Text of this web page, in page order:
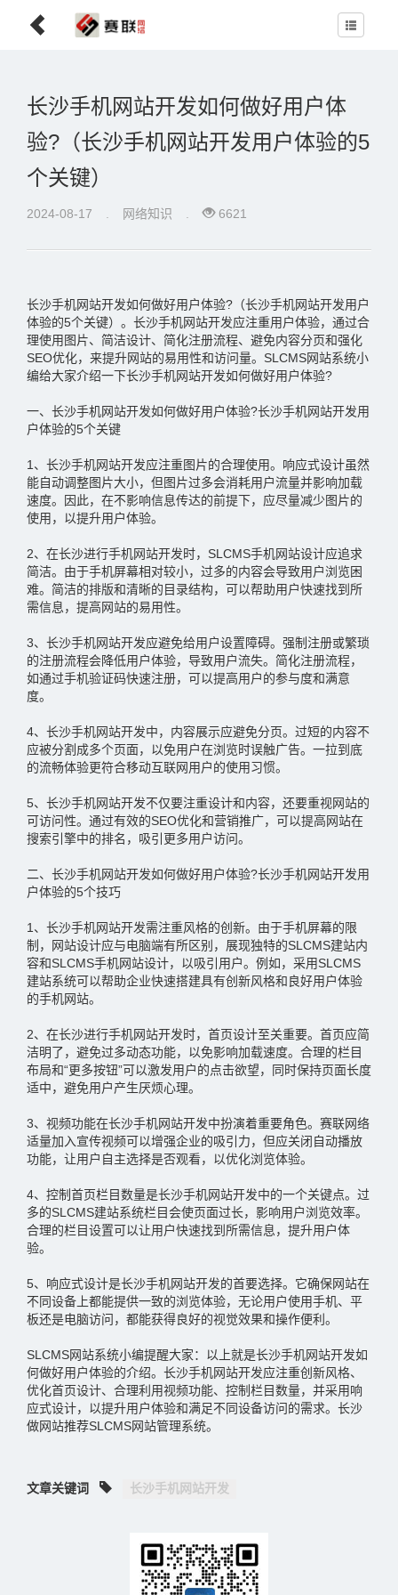
长沙手机网站开发如何做好用户体
验?（长沙手机网站开发用户体验的5
个关键）
2024-08-17 网络知识 6621
长沙手机网站开发如何做好用户体验?（长沙手机网站开发用户
体验的5个关键）。长沙手机网站开发应注重用户体验，通过合
理使用图片、简洁设计、简化注册流程、避免内容分页和强化
SEO优化，来提升网站的易用性和访问量。SLCMS网站系统小
编给大家介绍一下长沙手机网站开发如何做好用户体验?
一、长沙手机网站开发如何做好用户体验?长沙手机网站开发用
户体验的5个关键
1、长沙手机网站开发应注重图片的合理使用。响应式设计虽然
能自动调整图片大小，但图片过多会消耗用户流量并影响加载
速度。因此，在不影响信息传达的前提下，应尽量减少图片的
使用，以提升用户体验。
2、在长沙进行手机网站开发时，SLCMS手机网站设计应追求
简洁。由于手机屏幕相对较小，过多的内容会导致用户浏览困
难。简洁的排版和清晰的目录结构，可以帮助用户快速找到所
需信息，提高网站的易用性。
3、长沙手机网站开发应避免给用户设置障碍。强制注册或繁琐
的注册流程会降低用户体验，导致用户流失。简化注册流程，
如通过手机验证码快速注册，可以提高用户的参与度和满意
度。
4、长沙手机网站开发中，内容展示应避免分页。过短的内容不
应被分割成多个页面，以免用户在浏览时误触广告。一拉到底
的流畅体验更符合移动互联网用户的使用习惯。
5、长沙手机网站开发不仅要注重设计和内容，还要重视网站的
可访问性。通过有效的SEO优化和营销推广，可以提高网站在
搜索引擎中的排名，吸引更多用户访问。
二、长沙手机网站开发如何做好用户体验?长沙手机网站开发用
户体验的5个技巧
1、长沙手机网站开发需注重风格的创新。由于手机屏幕的限
制，网站设计应与电脑端有所区别，展现独特的SLCMS建站内
容和SLCMS手机网站设计，以吸引用户。例如，采用SLCMS
建站系统可以帮助企业快速搭建具有创新风格和良好用户体验
的手机网站。
2、在长沙进行手机网站开发时，首页设计至关重要。首页应简
洁明了，避免过多动态功能，以免影响加载速度。合理的栏目
布局和“更多按钮”可以激发用户的点击欲望，同时保持页面长度
适中，避免用户产生厌烦心理。
3、视频功能在长沙手机网站开发中扮演着重要角色。赛联网络
适量加入宣传视频可以增强企业的吸引力，但应关闭自动播放
功能，让用户自主选择是否观看，以优化浏览体验。
4、控制首页栏目数量是长沙手机网站开发中的一个关键点。过
多的SLCMS建站系统栏目会使页面过长，影响用户浏览效率。
合理的栏目设置可以让用户快速找到所需信息，提升用户体
验。
5、响应式设计是长沙手机网站开发的首要选择。它确保网站在
不同设备上都能提供一致的浏览体验，无论用户使用手机、平
板还是电脑访问，都能获得良好的视觉效果和操作便利。
SLCMS网站系统小编提醒大家：以上就是长沙手机网站开发如
何做好用户体验的介绍。长沙手机网站开发应注重创新风格、
优化首页设计、合理利用视频功能、控制栏目数量，并采用响
应式设计，以提升用户体验和满足不同设备访问的需求。长沙
做网站推荐SLCMS网站管理系统。
文章关键词 长沙手机网站开发